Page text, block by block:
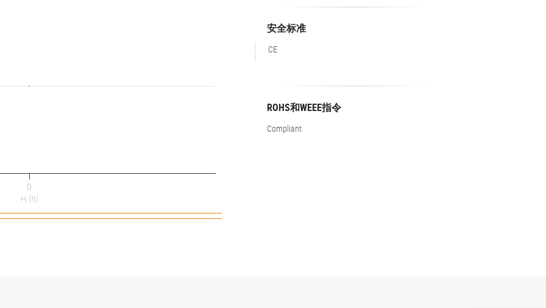
H (ft)
0
安全标准
CE
ROHS和WEEE指令
Compliant